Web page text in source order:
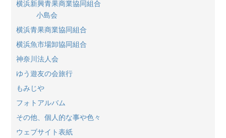
横浜新興青果商業協同組合
小島会
横浜青果商業協同組合
横浜魚市場卸協同組合
神奈川法人会
ゆう遊友の会旅行
もみじや
フォトアルバム
その他、個人的な事や色々
ウェブサイト表紙